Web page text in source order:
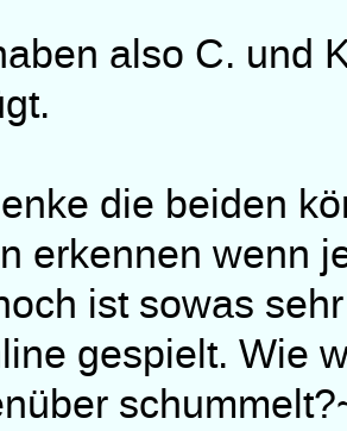
also C. und
die beiden
erkennen wenn
ist sowas
gespielt. Wie